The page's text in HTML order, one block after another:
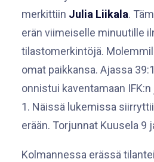
merkittiin Julia Liikala.
erän viimeiselle minuutille
tilastomerkintöjä.
omat paikkansa. Ajassa
onnistui kaventamaan
1. Näissä lukemissa
erään. Torjunnat Kuusela 9
Kolmannessa erässä